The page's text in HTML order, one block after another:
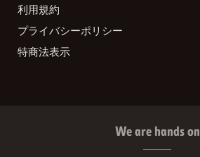
利用規約
プライバシーポリシー
特商法表示
We are hands on